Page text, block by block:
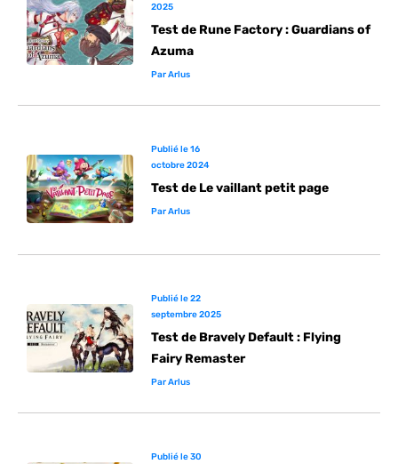
2025
Test de Rune Factory : Guardians of
Azuma
ParArlus
Publié le16
octobre 2024
Test de Le vaillant petit page
ParArlus
Publié le22
septembre 2025
Test de Bravely Default : Flying
Fairy Remaster
ParArlus
Publié le30